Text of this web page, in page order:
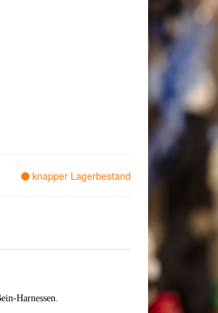
knapper Lagerbestand
Harnessen.